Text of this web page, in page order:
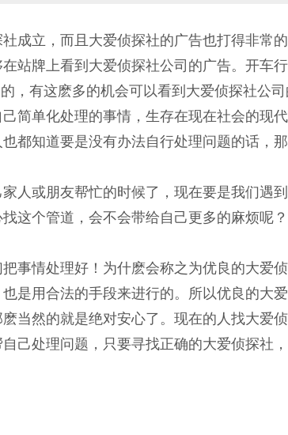
成立，而且大爱侦探社的广告也打得非常
站牌上看到大爱侦探社公司的广告。开车
，有这麽多的机会可以看到大爱侦探社公
简单化处理的事情，生存在现在社会的现
都知道要是没有办法自行处理问题的话，
人或朋友帮忙的时候了，现在要是我们遇
这个管道，会不会带给自己更多的麻烦呢？
事情处理好！为什麽会称之为优良的大爱
是用合法的手段来进行的。所以优良的大
当然的就是绝对安心了。现在的人找大爱
己处理问题，只要寻找正确的大爱侦探社